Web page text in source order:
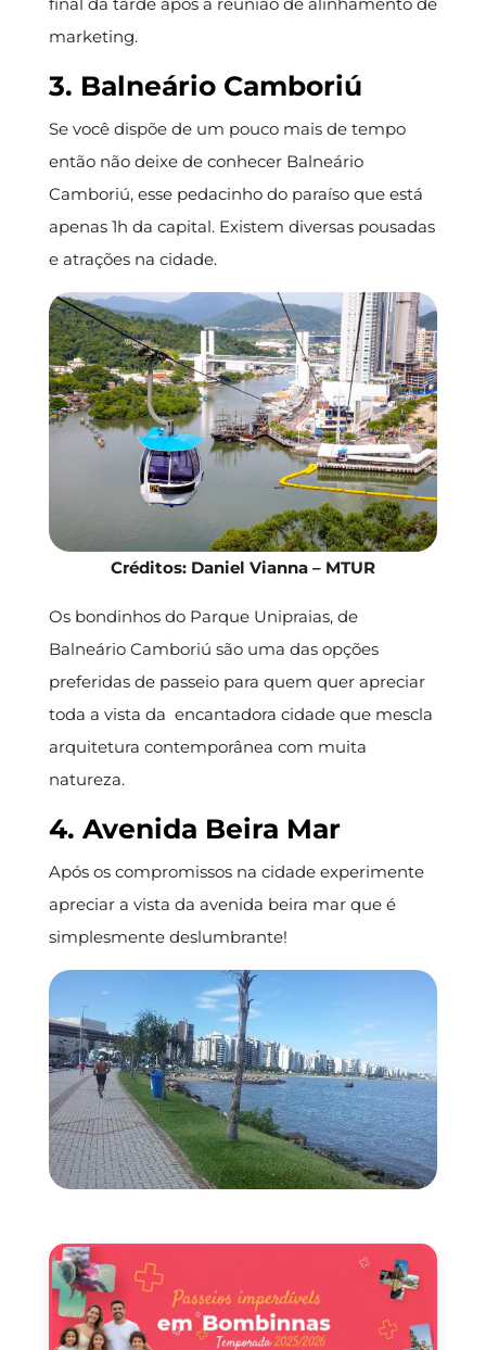
final da tarde após a reunião de alinhamento de
marketing.
3. Balneário Camboriú
Se você dispõe de um pouco mais de tempo
então não deixe de conhecer Balneário
Camboriú, esse pedacinho do paraíso que está
apenas 1h da capital. Existem diversas pousadas
e atrações na cidade.
Créditos: Daniel Vianna – MTUR
Os bondinhos do Parque Unipraias, de
Balneário Camboriú são uma das opções
preferidas de passeio para quem quer apreciar
toda a vista da encantadora cidade que mescla
arquitetura contemporânea com muita
natureza.
4. Avenida Beira Mar
Após os compromissos na cidade experimente
apreciar a vista da avenida beira mar que é
simplesmente deslumbrante!